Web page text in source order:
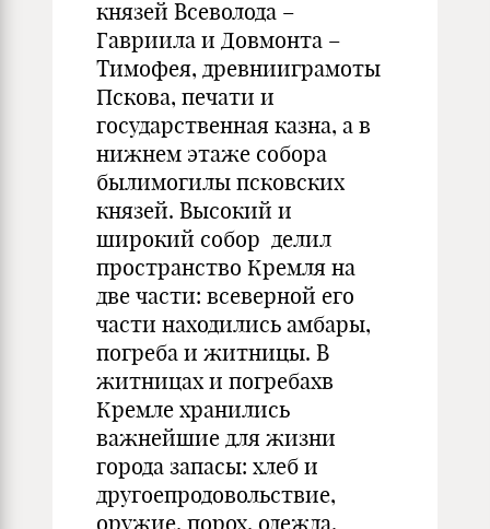
князей Всеволода –
Гавриила и Довмонта –
Тимофея, древнииграмоты
Пскова, печати и
государственная казна, а в
нижнем этаже собора
былимогилы псковских
князей. Высокий и
широкий собор делил
пространство Кремля на
две части: всеверной его
части находились амбары,
погреба и житницы. В
житницах и погребахв
Кремле хранились
важнейшие для жизни
города запасы: хлеб и
другоепродовольствие,
оружие, порох, одежда.